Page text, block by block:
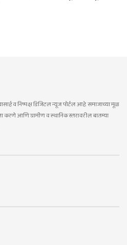
व निष्पक्ष डिजिटल न्यूज पोर्टल आहे. समाजाच्या मूळ
करणे आणि ग्रामीण व स्थानिक स्तरावरील बातम्या